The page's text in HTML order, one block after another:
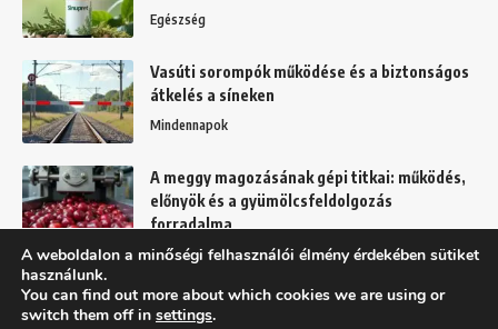
Egészség
Vasúti sorompók működése és a biztonságos
átkelés a síneken
Mindennapok
A meggy magozásának gépi titkai: működés,
előnyök és a gyümölcsfeldolgozás
forradalma
Kert
A weboldalon a minőségi felhasználói élmény érdekében sütiket
használunk.
You can find out more about which cookies we are using or
switch them off in settings.